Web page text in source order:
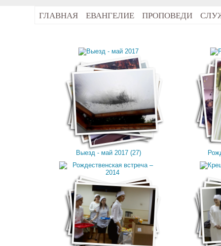
ГЛАВНАЯ ЕВАНГЕЛИЕ ПРОПОВЕДИ
Выезд - май 2017 (27)